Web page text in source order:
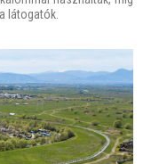
látogatók.